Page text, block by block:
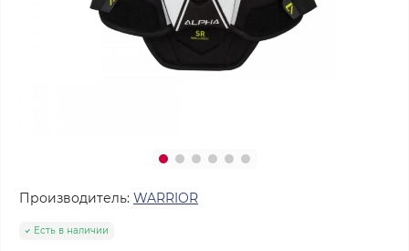
Производитель: WARRIOR
Есть в наличии